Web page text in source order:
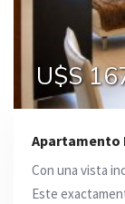
U$S
Apartamento
Con una vista
Este